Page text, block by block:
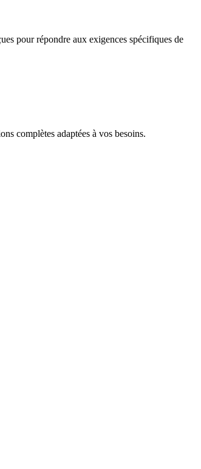
pour répondre aux exigences spécifiques de
complètes adaptées à vos besoins.